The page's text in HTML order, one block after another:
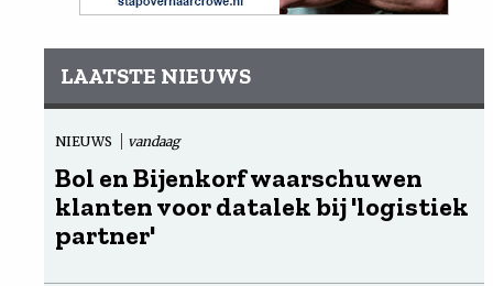
LAATSTE NIEUWS
NIEUWS vandaag
Bol en Bijenkorf waarschuwen
klanten voor datalek bij 'logistiek
partner'